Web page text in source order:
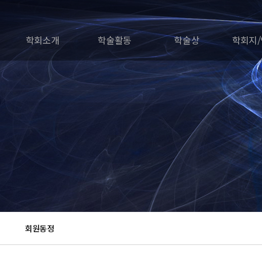
학회소개 학술활동 학술상 학회지
회원동정